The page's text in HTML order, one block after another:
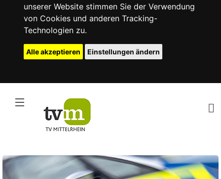
unserer Website stimmen Sie der Verwendung
von Cookies und anderen Tracking-
Technologien zu.
Alle akzeptieren Einstellungen ändern